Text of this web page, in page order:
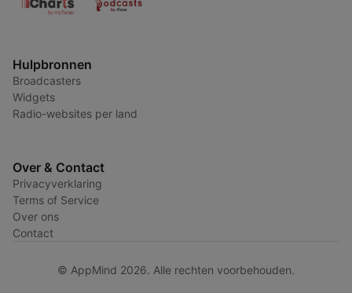
Hulpbronnen
Broadcasters
Widgets
Radio-websites per land
Over & Contact
Privacyverklaring
Terms of Service
Over ons
Contact
© AppMind 2026. Alle rechten voorbehouden.